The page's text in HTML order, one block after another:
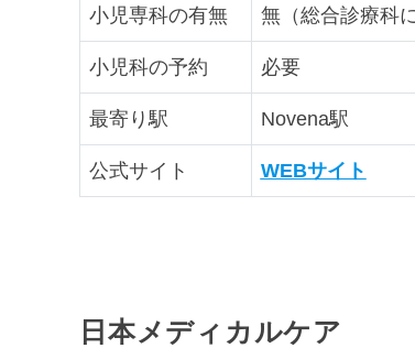
小児専科の有無 無（総合診療科
小児科の予約 必要
最寄り駅 Novena駅
公式サイト WEBサイト
日本メディカルケア